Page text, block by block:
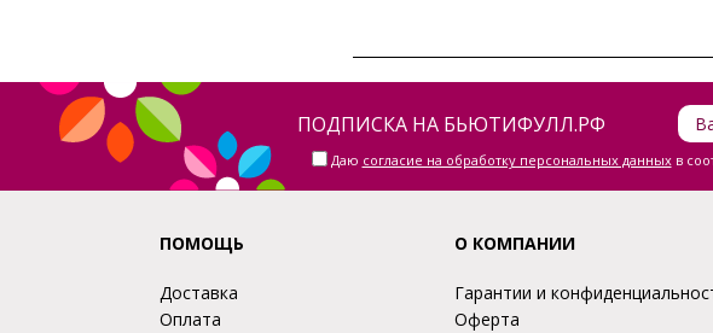
ПОДПИСКА НА БЬЮТИФУЛЛ.РФ
Даю согласие на обработку персональных данныхв
ПОМОЩЬ
Доставка
Оплата
О КОМПАНИИ
Гарантии и
Оферта